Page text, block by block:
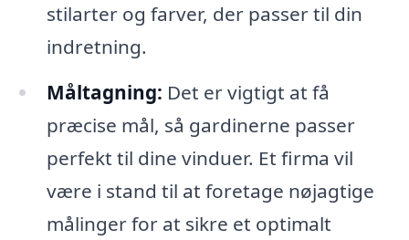
stilarter og farver, der passer til din
indretning.
Måltagning: Det er vigtigt at få
præcise mål, så gardinerne passer
perfekt til dine vinduer. Et firma vil
være i stand til at foretage nøjagtige
målinger for at sikre et optimalt